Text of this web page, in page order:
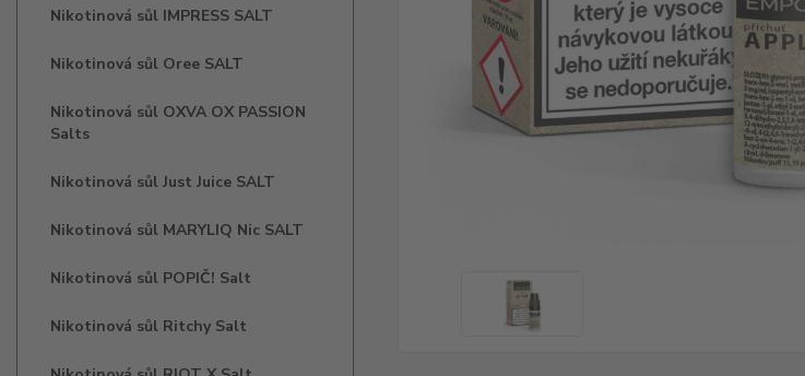
Nikotinová sůl IMPRESS SALT
Nikotinová sůl Oree SALT
Nikotinová sůl OXVA OX PASSION
Salts
Nikotinová sůl Just Juice SALT
Nikotinová sůl MARYLIQ Nic SALT
Nikotinová sůl POPIČ! Salt
Nikotinová sůl Ritchy Salt